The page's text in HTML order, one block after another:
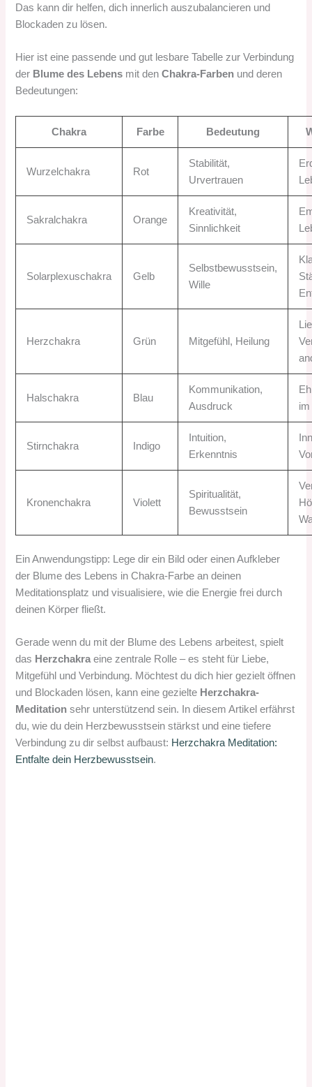
Das kann dir helfen, dich innerlich auszubalancieren und
Blockaden zu lösen.
Hier ist eine passende und gut lesbare Tabelle zur Verbindung
der Blume des Lebens mit denChakra-Farben und deren
Bedeutungen:
Chakra Farbe Bedeutung
Wurzelchakra Rot
Stabilität,
Urvertrauen
Sakralchakra Orange
Kreativität,
Sinnlichkeit
Solarplexuschakra Gelb
Selbstbewusstsein,
Wille
Herzchakra Grün Mitgefühl, Heilung
Halschakra Blau
Kommunikation,
Ausdruck
Stirnchakra Indigo
Intuition,
Erkenntnis
Kronenchakra Violett
Spiritualität,
Bewusstsein
Ein Anwendungstipp: Lege dir ein Bild oder einen Aufkleber
der Blume des Lebens in Chakra-Farbe an deinen
Meditationsplatz und visualisiere, wie die Energie frei durch
deinen Körper fließt.
Gerade wenn du mit der Blume des Lebens arbeitest, spielt
das Herzchakra eine zentrale Rolle – es steht für Liebe,
Mitgefühl und Verbindung. Möchtest du dich hier gezielt öffnen
und Blockaden lösen, kann eine gezielte Herzchakra-
Meditation sehr unterstützend sein. In diesem Artikel erfährst
du, wie du dein Herzbewusstsein stärkst und eine tiefere
Verbindung zu dir selbst aufbaust: Herzchakra Meditation:
Entfalte dein Herzbewusstsein.